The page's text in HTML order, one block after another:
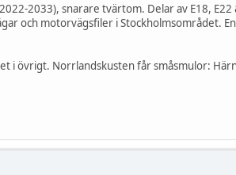
2033), snarare tvärtom. Delar av E18,
och motorvägsfiler i Stockholmsområdet.
i övrigt. Norrlandskusten får småsmulor: